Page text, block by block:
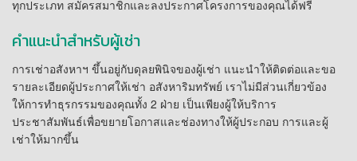
ทุกประเภท สมัครสมาชิกและลงประกาศโครงการของคุณได้ฟรี
คำแนะนำสำหรับผู้เช่า
การเช่าอสังหาฯ ขึ้นอยู่กับดุลยพินิจของผู้เช่า แนะนำให้ติดต่อและขอ
รายละเอียดผู้ประกาศให้เช่า อสังหาริมทรัพย์ เราไม่มีส่วนเกี่ยวข้อง
ให้การทำธุรกรรมของคุณทั้ง 2 ฝ่าย เป็นเพียงผู้ให้บริการ
ประชาสัมพันธ์เพื่อขยายโอกาสและช่องทางให้ผู้ประกอบ การและผู้
เช่าให้มากขึ้น